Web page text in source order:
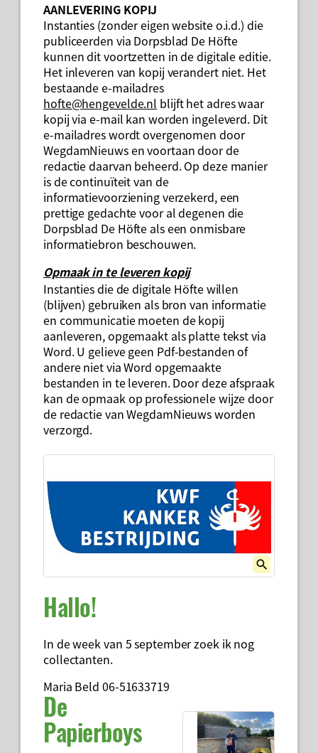
AANLEVERING KOPIJ
Instanties (zonder eigen website o.i.d.) die
publiceerden via Dorpsblad De Höfte
kunnen dit voortzetten in de digitale editie.
Het inleveren van kopij verandert niet. Het
bestaande e-mailadres
hofte@hengevelde.nl blijft het adres waar
kopij via e-mail kan worden ingeleverd. Dit
e-mailadres wordt overgenomen door
WegdamNieuws en voortaan door de
redactie daarvan beheerd. Op deze manier
is de continuïteit van de
informatievoorziening verzekerd, een
prettige gedachte voor al degenen die
Dorpsblad De Höfte als een onmisbare
informatiebron beschouwen.
Opmaak in te leveren kopij
Instanties die de digitale Höfte willen
(blijven) gebruiken als bron van informatie
en communicatie moeten de kopij
aanleveren, opgemaakt als platte tekst via
Word. U gelieve geen Pdf-bestanden of
andere niet via Word opgemaakte
bestanden in te leveren. Door deze afspraak
kan de opmaak op professionele wijze door
de redactie van WegdamNieuws worden
verzorgd.
Hallo!
In de week van 5 september zoek ik nog
collectanten.
Maria Beld 06-51633719
De
Papierboys